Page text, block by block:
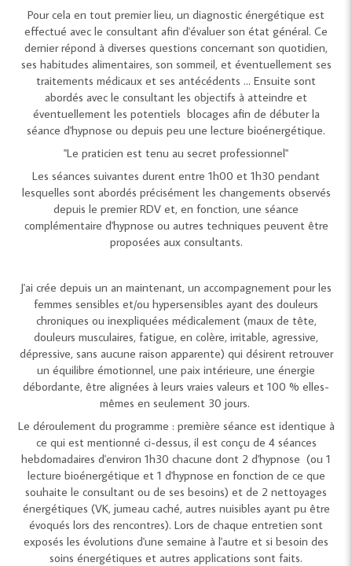
Pour cela en tout premier lieu, un diagnostic énergétique est
effectué avec le consultant afin d'évaluer son état général. Ce
dernier répond à diverses questions concernant son quotidien,
ses habitudes alimentaires, son sommeil, et éventuellement ses
traitements médicaux et ses antécédents ... Ensuite sont
abordés avec le consultant les objectifs à atteindre et
éventuellement les potentiels blocages afin de débuter la
séance d'hypnose ou depuis peu une lecture bioénergétique.
"Le praticien est tenu au secret professionnel"
Les séances suivantes durent entre 1h00 et 1h30 pendant
lesquelles sont abordés précisément les changements observés
depuis le premier RDV et, en fonction, une séance
complémentaire d'hypnose ou autres techniques peuvent être
proposées aux consultants.
J'ai crée depuis un an maintenant, un accompagnement pour les
femmes sensibles et/ou hypersensibles ayant des douleurs
chroniques ou inexpliquées médicalement (maux de tête,
douleurs musculaires, fatigue, en colère, irritable, agressive,
dépressive, sans aucune raison apparente) qui désirent retrouver
un équilibre émotionnel, une paix intérieure, une énergie
débordante, être alignées à leurs vraies valeurs et 100 % elles-
mêmes en seulement 30 jours.
Le déroulement du programme : première séance est identique à
ce qui est mentionné ci-dessus, il est conçu de 4 séances
hebdomadaires d'environ 1h30 chacune dont 2 d'hypnose (ou 1
lecture bioénergétique et 1 d'hypnose en fonction de ce que
souhaite le consultant ou de ses besoins) et de 2 nettoyages
énergétiques (VK, jumeau caché, autres nuisibles ayant pu être
évoqués lors des rencontres). Lors de chaque entretien sont
exposés les évolutions d'une semaine à l'autre et si besoin des
soins énergétiques et autres applications sont faits.